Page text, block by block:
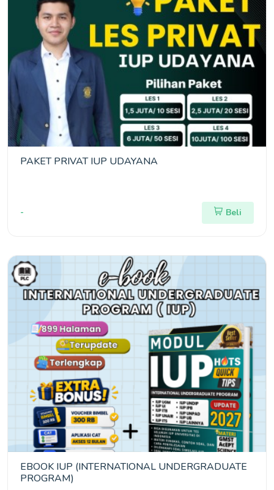
PAKET PRIVAT IUP UDAYANA
- Beli
EBOOK IUP (INTERNATIONAL UNDERGRADUATE
PROGRAM)